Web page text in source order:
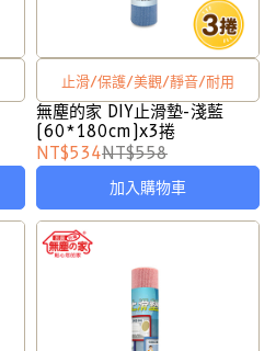
止滑/保護/美觀/靜音/耐用
無塵的家 DIY止滑墊-淺藍
(60*180cm)x3捲
NT$534NT$558
加入購物車